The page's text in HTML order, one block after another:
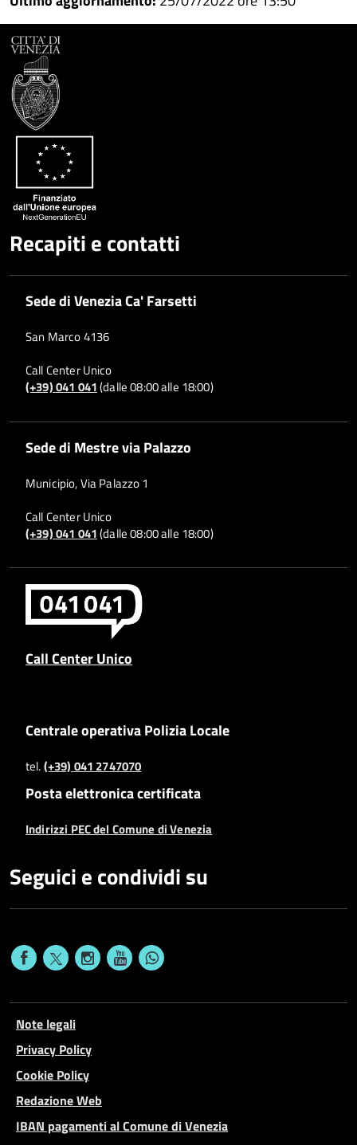
Facebook
su
Condividi
Recapiti e contatti
Sede di Venezia Ca' Farsetti
San Marco 4136
Call Center Unico
(+39) 041 041(dalle 08:00 alle 18:00)
Sede di Mestre via Palazzo
Municipio, Via Palazzo 1
Call Center Unico
(+39) 041 041(dalle 08:00 alle 18:00)
Call Center Unico
Centrale operativa Polizia Locale
tel.(+39) 041 2747070
Posta elettronica certificata
Indirizzi PEC del Comune di Venezia
Seguici e condividi su
Note legali
Privacy Policy
Cookie Policy
Redazione Web
IBAN pagamenti al Comune di Venezia